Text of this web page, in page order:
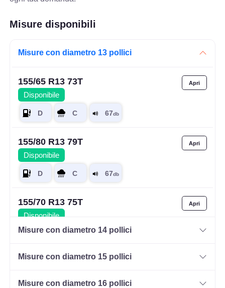
Misure disponibili
Misure con diametro 13 pollici
155/65 R13 73T
Disponibile
155/80 R13 79T
Disponibile
155/70 R13 75T
Disponibile
175/70 R13 82T
Misure con diametro 14 pollici
Misure con diametro 15 pollici
Misure con diametro 16 pollici